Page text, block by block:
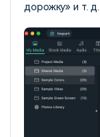
дорожку» и т. д.